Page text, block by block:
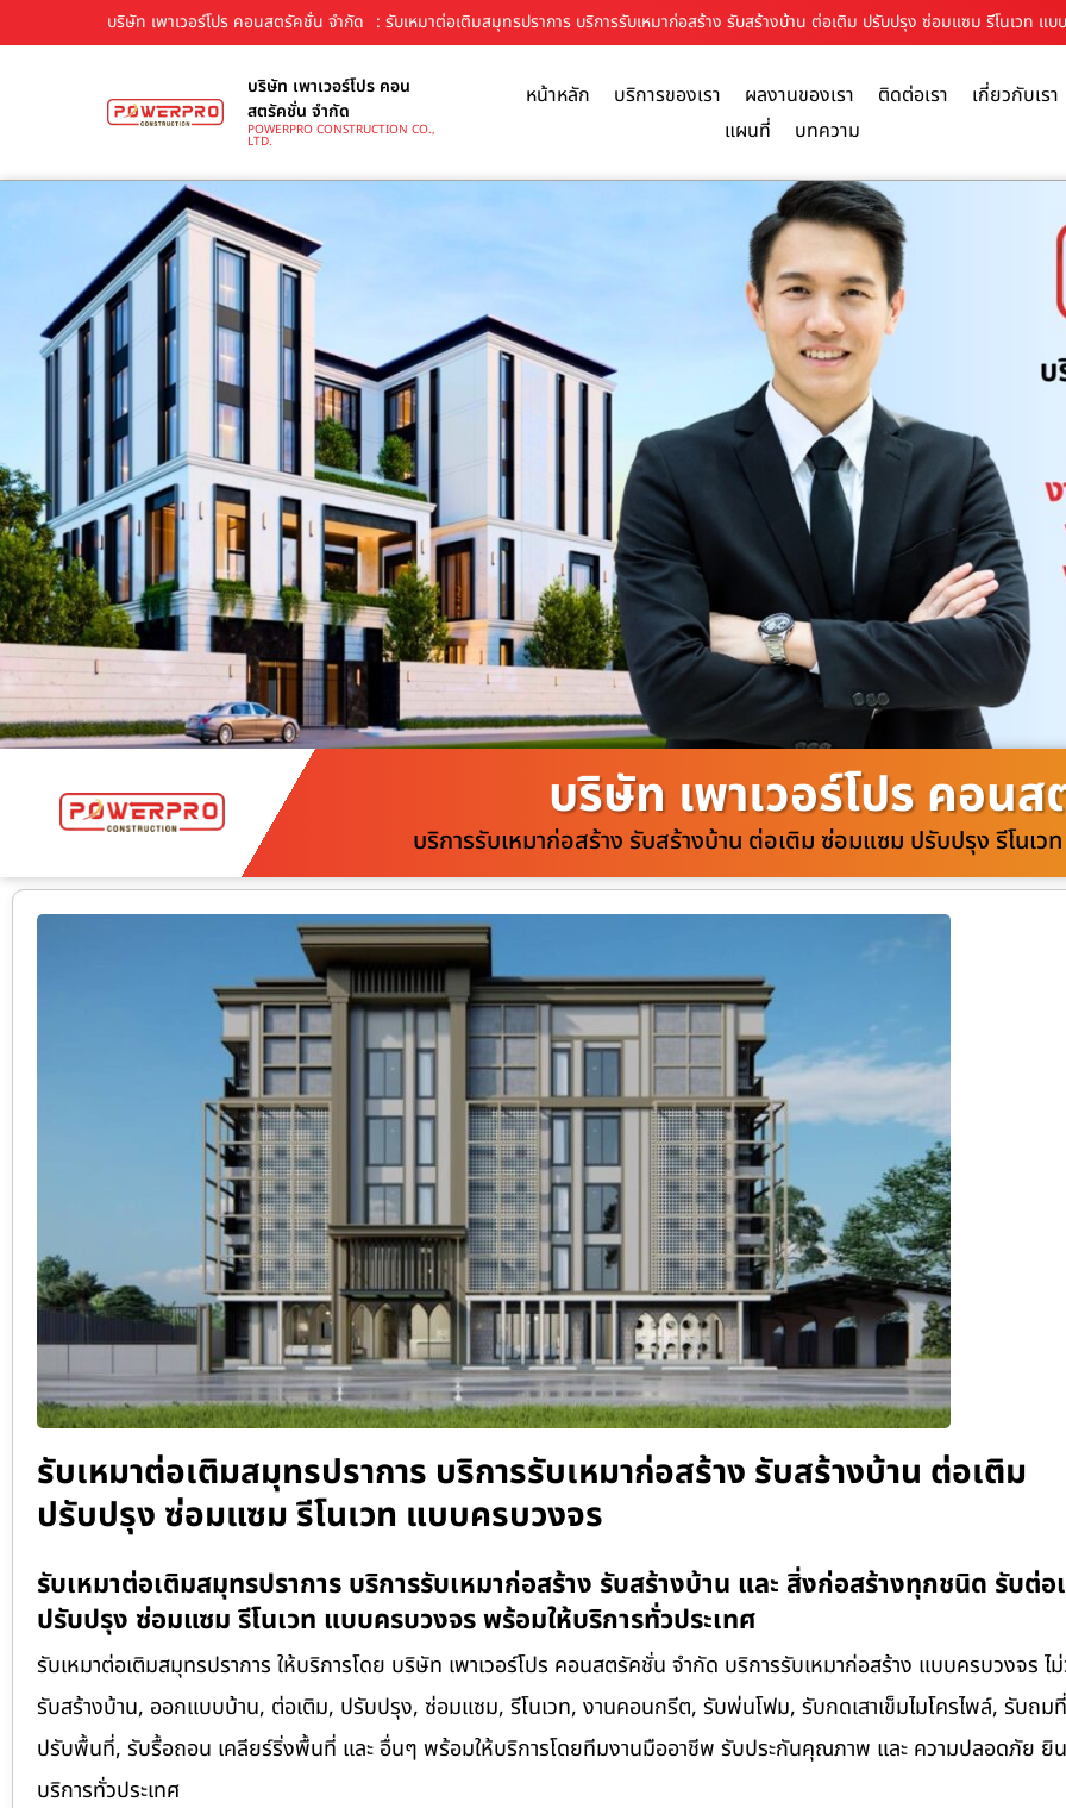
บริษัท เพาเวอร์โปร คอนสตรัคชั่น จำกัด : รับเหมาต่อเติมสมุทรปราการ บริการรับเหมาก่อสร้าง รับสร้างบ้าน ต่อเติม ปรับปรุง ซ่อมแซม รีโนเวท แบ
บริษัท เพาเวอร์โปร คอน
สตรัคชั่น จำกัด
POWERPRO CONSTRUCTION CO.,
LTD.
หน้าหลัก บริการของเรา ผลงานของเรา ติดต่อเรา
เกี่ยวกับเรา
แผนที่
บทความ
บริษัท เพาเวอร์โปร คอน
บริการรับเหมาก่อสร้าง รับสร้างบ้าน ต่อเติม ซ่อมแซม ปรับปรุง รีโนเ
รับเหมาต่อเติมสมุทรปราการ บริการรับเหมาก่อสร้าง รับสร้างบ้าน ต่อเติม
ปรับปรุง ซ่อมแซม รีโนเวท แบบครบวงจร
รับเหมาต่อเติมสมุทรปราการ บริการรับเหมาก่อสร้าง รับสร้างบ้าน และ สิ่งก่อสร้างทุกชนิด รับต่อ
ปรับปรุง ซ่อมแซม รีโนเวท แบบครบวงจร พร้อมให้บริการทั่วประเทศ
รับเหมาต่อเติมสมุทรปราการ ให้บริการโดย บริษัท เพาเวอร์โปร คอนสตรัคชั่น จำกัด บริการรับเหมาก่อสร้าง แบบครบวงจร ไม่
รับสร้างบ้าน, ออกแบบบ้าน, ต่อเติม, ปรับปรุง, ซ่อมแซม, รีโนเวท, งานคอนกรีต, รับพ่นโฟม, รับกดเสาเข็มไมโครไพล์, รับถ
ปรับพื้นที่, รับรื้อถอน เคลียร์ริ่งพื้นที่ และ อื่นๆ พร้อมให้บริการโดยทีมงานมืออาชีพ รับประกันคุณภาพ และ ความปลอดภัย ยิ
บริการทั่วประเทศ